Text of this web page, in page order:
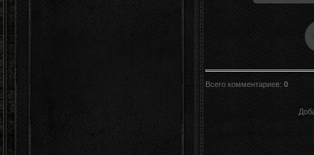
Всего комментариев: 0